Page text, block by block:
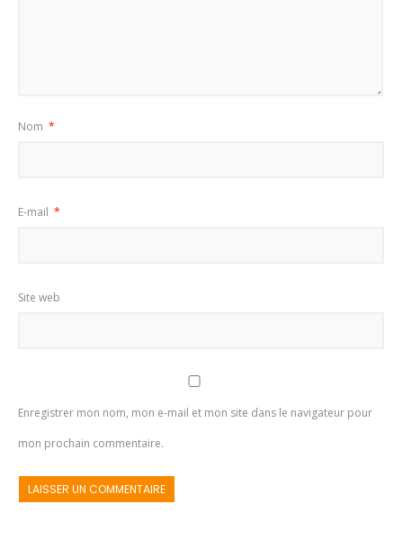
Nom *
E-mail *
Site web
Enregistrer mon nom, mon e-mail et mon site dans le navigateur pour
mon prochain commentaire.